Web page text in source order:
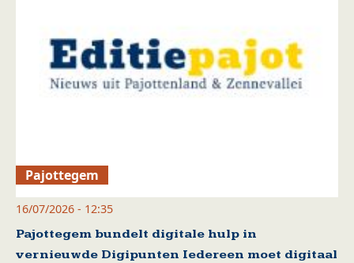
Pajottegem
16/07/2026 - 12:35
Pajottegem bundelt digitale hulp in
vernieuwde Digipunten Iedereen moet digitaal